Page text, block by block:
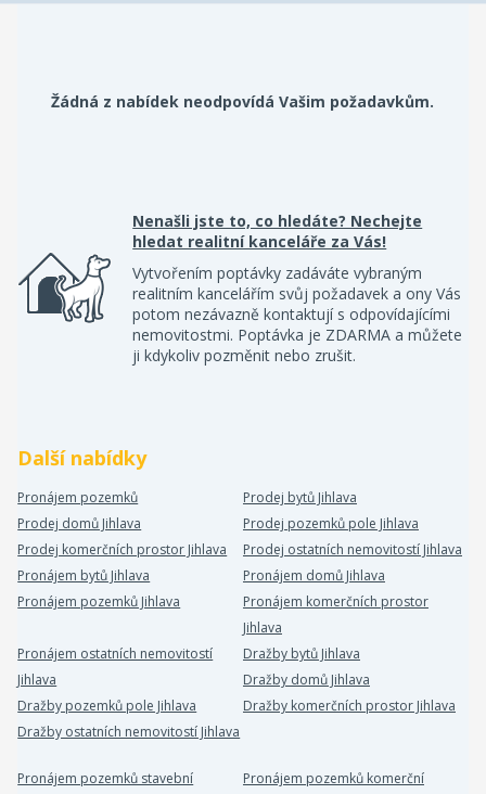
Žádná z nabídek neodpovídá Vašim požadavkům.
Nenašli jste to, co hledáte? Nechejte
hledat realitní kanceláře za Vás!
Vytvořením poptávky zadáváte vybraným
realitním kancelářím svůj požadavek a ony Vás
potom nezávazně kontaktují s odpovídajícími
nemovitostmi. Poptávka je ZDARMA a můžete
ji kdykoliv pozměnit nebo zrušit.
Další nabídky
Pronájem pozemků
Prodej bytů Jihlava
Prodej domů Jihlava
Prodej pozemků pole Jihlava
Prodej komerčních prostor Jihlava
Prodej ostatních nemovitostí Jihlava
Pronájem bytů Jihlava
Pronájem domů Jihlava
Pronájem pozemků Jihlava
Pronájem komerčních prostor
Jihlava
Pronájem ostatních nemovitostí
Jihlava
Dražby bytů Jihlava
Dražby domů Jihlava
Dražby pozemků pole Jihlava
Dražby komerčních prostor Jihlava
Dražby ostatních nemovitostí Jihlava
Pronájem pozemků stavební
Pronájem pozemků komerční